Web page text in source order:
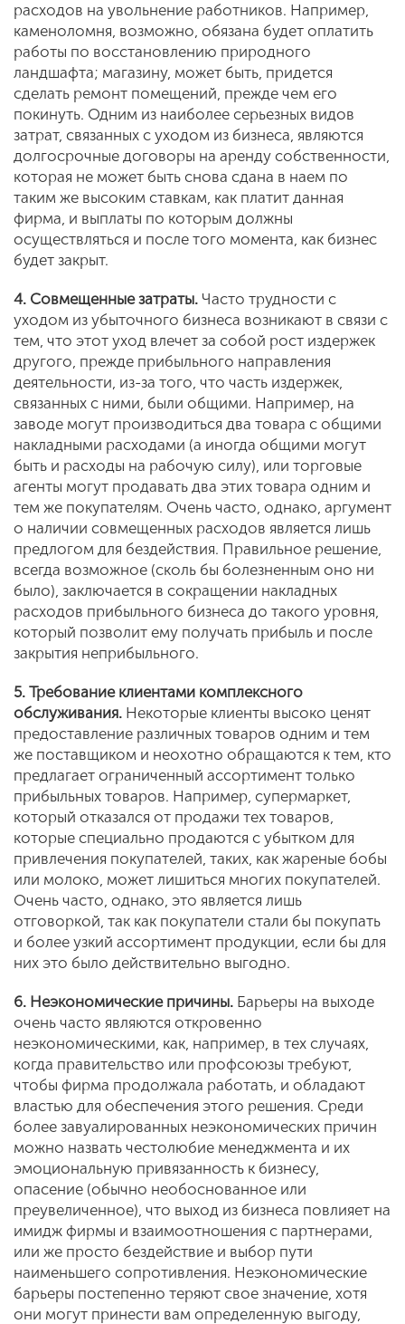
расходов на увольнение работников. Например,
каменоломня, возможно, обязана будет оплатить
работы по восстановлению природного
ландшафта; магазину, может быть, придется
сделать ремонт помещений, прежде чем его
покинуть. Одним из наиболее серьезных видов
затрат, связанных с уходом из бизнеса, являются
долгосрочные договоры на аренду собственности,
которая не может быть снова сдана в наем по
таким же высоким ставкам, как платит данная
фирма, и выплаты по которым должны
осуществляться и после того момента, как бизнес
будет закрыт.
4. Совмещенные затраты. Часто трудности с
уходом из убыточного бизнеса возникают в связи с
тем, что этот уход влечет за собой рост издержек
другого, прежде прибыльного направления
деятельности, из-за того, что часть издержек,
связанных с ними, были общими. Например, на
заводе могут производиться два товара с общими
накладными расходами (а иногда общими могут
быть и расходы на рабочую силу), или торговые
агенты могут продавать два этих товара одним и
тем же покупателям. Очень часто, однако, аргумент
о наличии совмещенных расходов является лишь
предлогом для бездействия. Правильное решение,
всегда возможное (сколь бы болезненным оно ни
было), заключается в сокращении накладных
расходов прибыльного бизнеса до такого уровня,
который позволит ему получать прибыль и после
закрытия неприбыльного.
5. Требование клиентами комплексного
обслуживания. Некоторые клиенты высоко ценят
предоставление различных товаров одним и тем
же поставщиком и неохотно обращаются к тем, кто
предлагает ограниченный ассортимент только
прибыльных товаров. Например, супермаркет,
который отказался от продажи тех товаров,
которые специально продаются с убытком для
привлечения покупателей, таких, как жареные бобы
или молоко, может лишиться многих покупателей.
Очень часто, однако, это является лишь
отговоркой, так как покупатели стали бы покупать
и более узкий ассортимент продукции, если бы для
них это было действительно выгодно.
6. Неэкономические причины. Барьеры на выходе
очень часто являются откровенно
неэкономическими, как, например, в тех случаях,
когда правительство или профсоюзы требуют,
чтобы фирма продолжала работать, и обладают
властью для обеспечения этого решения. Среди
более завуалированных неэкономических причин
можно назвать честолюбие менеджмента и их
эмоциональную привязанность к бизнесу,
опасение (обычно необоснованное или
преувеличенное), что выход из бизнеса повлияет на
имидж фирмы и взаимоотношения с партнерами,
или же просто бездействие и выбор пути
наименьшего сопротивления. Неэкономические
барьеры постепенно теряют свое значение, хотя
они могут принести вам определенную выгоду,